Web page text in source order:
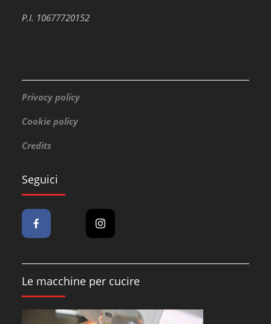
P.I. 10677720152
Privacy policy
Cookie policy
Credits
Seguici
Le macchine per cucire